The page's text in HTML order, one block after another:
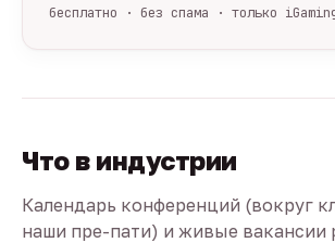
бесплатно · без спама · только
Что в индустрии
Календарь конференций (вокруг
наши пре-пати) и живые вакансии